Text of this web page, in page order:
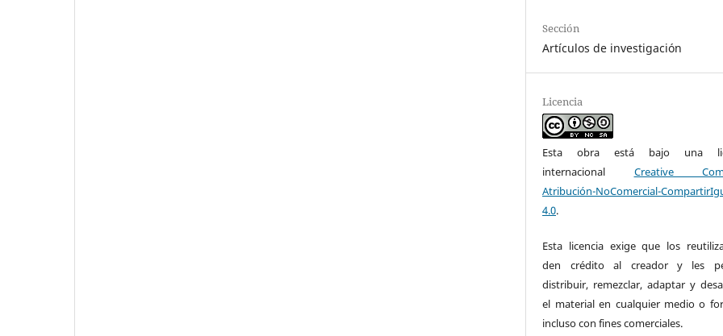
Sección
Artículos de investigación
Licencia
Esta obra está bajo una
internacional Creative
Atribución-NoComercial-
4.0.
Esta licencia exige que los
den crédito al creador y les
distribuir, remezclar, adaptar y
el material en cualquier medio o
incluso con fines comerciales.